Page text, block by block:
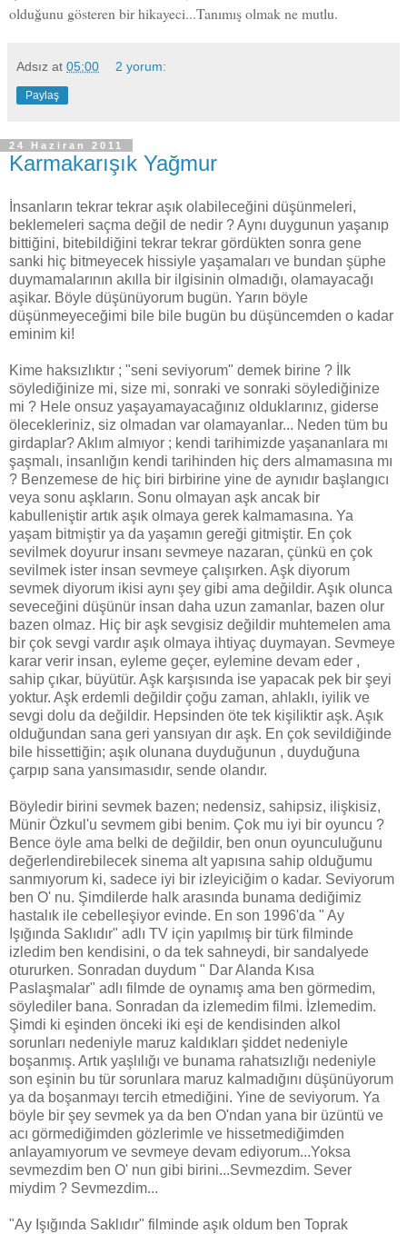
olduğunu gösteren bir hikayeci...Tanımış olmak ne mutlu.
Adsız at 05:00 2 yorum:
Paylaş
24 Haziran 2011
Karmakarışık Yağmur
İnsanların tekrar tekrar aşık olabileceğini düşünmeleri,
beklemeleri saçma değil de nedir ? Aynı duygunun yaşanıp
bittiğini, bitebildiğini tekrar tekrar gördükten sonra gene
sanki hiç bitmeyecek hissiyle yaşamaları ve bundan şüphe
duymamalarının akılla bir ilgisinin olmadığı, olamayacağı
aşikar. Böyle düşünüyorum bugün. Yarın böyle
düşünmeyeceğimi bile bile bugün bu düşüncemden o kadar
eminim ki!
Kime haksızlıktır ; "seni seviyorum" demek birine ? İlk
söylediğinize mi, size mi, sonraki ve sonraki söylediğinize
mi ? Hele onsuz yaşayamayacağınız olduklarınız, giderse
ölecekleriniz, siz olmadan var olamayanlar... Neden tüm bu
girdaplar? Aklım almıyor ; kendi tarihimizde yaşananlara mı
şaşmalı, insanlığın kendi tarihinden hiç ders almamasına mı
? Benzemese de hiç biri birbirine yine de aynıdır başlangıcı
veya sonu aşkların. Sonu olmayan aşk ancak bir
kabulleniştir artık aşık olmaya gerek kalmamasına. Ya
yaşam bitmiştir ya da yaşamın gereği gitmiştir. En çok
sevilmek doyurur insanı sevmeye nazaran, çünkü en çok
sevilmek ister insan sevmeye çalışırken. Aşk diyorum
sevmek diyorum ikisi aynı şey gibi ama değildir. Aşık olunca
seveceğini düşünür insan daha uzun zamanlar, bazen olur
bazen olmaz. Hiç bir aşk sevgisiz değildir muhtemelen ama
bir çok sevgi vardır aşık olmaya ihtiyaç duymayan. Sevmeye
karar verir insan, eyleme geçer, eylemine devam eder ,
sahip çıkar, büyütür. Aşk karşısında ise yapacak pek bir şeyi
yoktur. Aşk erdemli değildir çoğu zaman, ahlaklı, iyilik ve
sevgi dolu da değildir. Hepsinden öte tek kişiliktir aşk. Aşık
olduğundan sana geri yansıyan dır aşk. En çok sevildiğinde
bile hissettiğin; aşık olunana duyduğunun , duyduğuna
çarpıp sana yansımasıdır, sende olandır.
Böyledir birini sevmek bazen; nedensiz, sahipsiz, ilişkisiz,
Münir Özkul'u sevmem gibi benim. Çok mu iyi bir oyuncu ?
Bence öyle ama belki de değildir, ben onun oyunculuğunu
değerlendirebilecek sinema alt yapısına sahip olduğumu
sanmıyorum ki, sadece iyi bir izleyiciğim o kadar. Seviyorum
ben O' nu. Şimdilerde halk arasında bunama dediğimiz
hastalık ile cebelleşiyor evinde. En son 1996'da " Ay
Işığında Saklıdır" adlı TV için yapılmış bir türk filminde
izledim ben kendisini, o da tek sahneydi, bir sandalyede
otururken. Sonradan duydum " Dar Alanda Kısa
Paslaşmalar" adlı filmde de oynamış ama ben görmedim,
söylediler bana. Sonradan da izlemedim filmi. İzlemedim.
Şimdi ki eşinden önceki iki eşi de kendisinden alkol
sorunları nedeniyle maruz kaldıkları şiddet nedeniyle
boşanmış. Artık yaşlılığı ve bunama rahatsızlığı nedeniyle
son eşinin bu tür sorunlara maruz kalmadığını düşünüyorum
ya da boşanmayı tercih etmediğini. Yine de seviyorum. Ya
böyle bir şey sevmek ya da ben O'ndan yana bir üzüntü ve
acı görmediğimden gözlerimle ve hissetmediğimden
anlayamıyorum ve sevmeye devam ediyorum...Yoksa
sevmezdim ben O' nun gibi birini...Sevmezdim. Sever
miydim ? Sevmezdim...
"Ay Işığında Saklıdır" filminde aşık oldum ben Toprak